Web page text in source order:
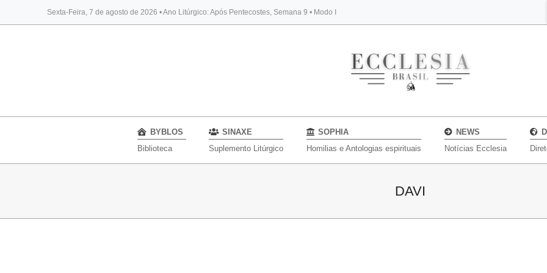
Sexta-Feira, 7 de agosto de 2026 • Ano Litúrgico: Após Pentecostes, Semana 9 • Modo I
BYBLOS
BYBLOS
Biblioteca
SINAXE
Suplemento Litúrgico
SOPHIA
Homilias e Antologias espirituais
NEWS
Notícias Ecclesia
DAVI